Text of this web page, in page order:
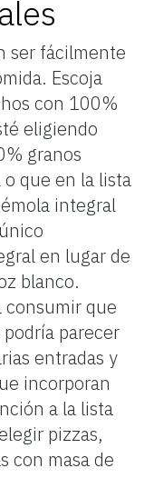
ser fácilmente
Escoja
con 100%
eligiendo
granos
que en la lista
integral
en lugar de
blanco.
consumir que
parecer
entradas y
incorporan
a la lista
pizzas,
con masa de